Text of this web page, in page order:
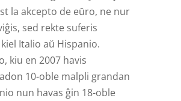
la akcepto de eŭro, ne nur
sed rekte suferis
Italio aŭ Hispanio.
kiu en 2007 havis
10-oble malpli grandan
nun havas ĝin 18-oble